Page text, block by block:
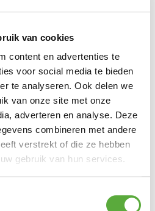
van cookies
content en advertenties te
voor social media te bieden
te analyseren. Ook delen we
van onze site met onze
adverteren en analyse. Deze
combineren met andere
verstrekt of die ze hebben
gebruik van hun services.
Volta teak salontafel 60cm –
antraciet
479,00
Outdoor Teak Shield
€29,95